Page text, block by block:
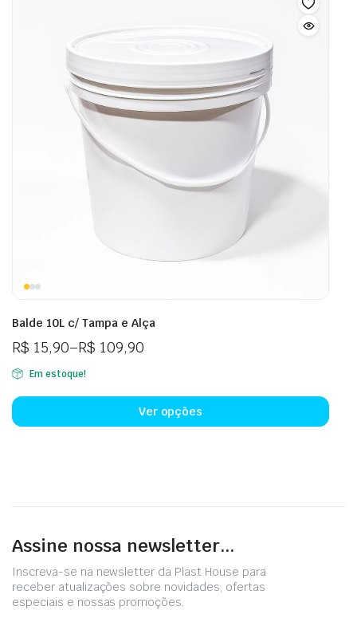
Balde 10L c/ Tampa e Alça
R$ 15,90–R$ 109,90
Em estoque!
Ver opções
Assine nossa newsletter...
Inscreva-se na newsletter da Plast House para
receber atualizações sobre novidades, ofertas
especiais e nossas promoções.